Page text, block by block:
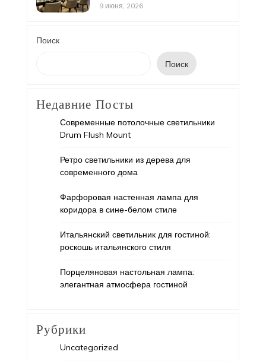
9 июня, 2026
Поиск
Поиск
Недавние Посты
Современные потолочные светильники
Drum Flush Mount
Ретро светильники из дерева для
современного дома
Фарфоровая настенная лампа для
коридора в сине-белом стиле
Итальянский светильник для гостиной:
роскошь итальянского стиля
Порцеляновая настольная лампа:
элегантная атмосфера гостиной
Рубрики
Uncategorized